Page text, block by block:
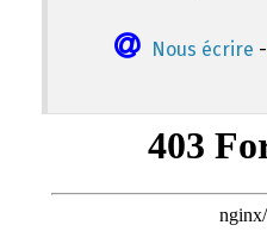
Nous écrire -